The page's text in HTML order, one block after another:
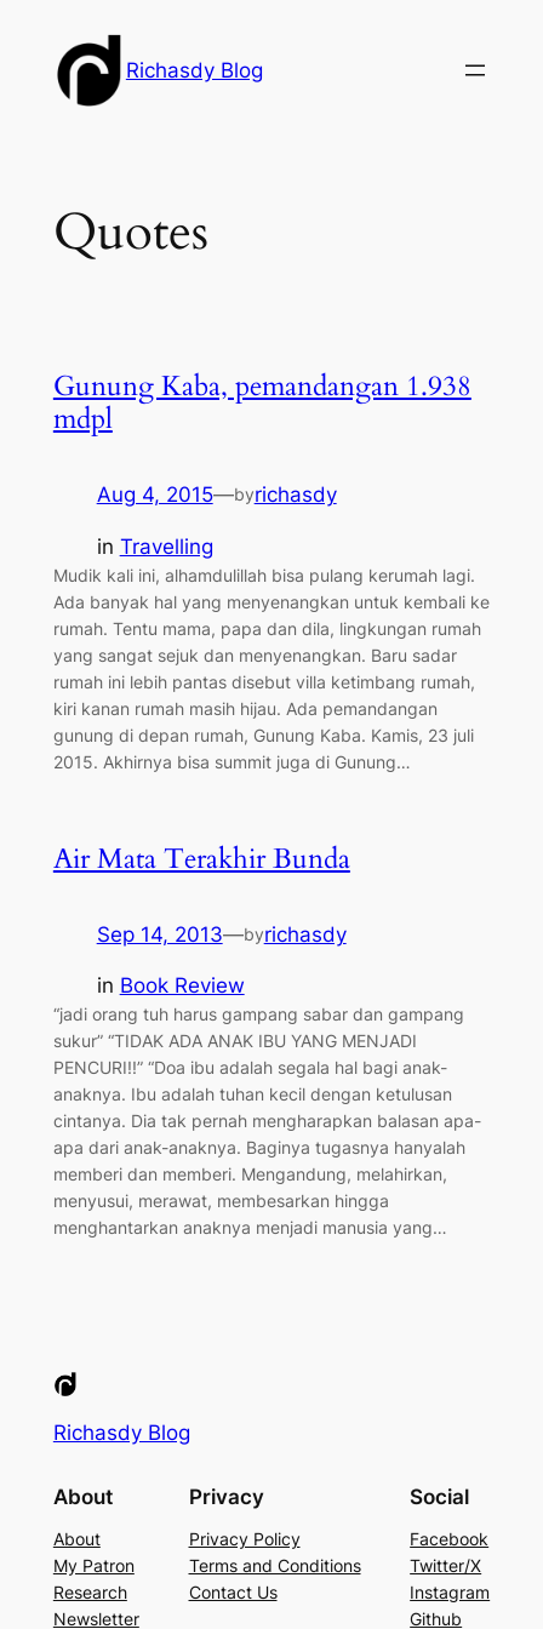
content
Richasdy Blog
Quotes
Gunung Kaba, pemandangan 1.938
mdpl
Aug 4, 2015—byrichasdy
in Travelling
Mudik kali ini, alhamdulillah bisa pulang kerumah lagi.
Ada banyak hal yang menyenangkan untuk kembali ke
rumah. Tentu mama, papa dan dila, lingkungan rumah
yang sangat sejuk dan menyenangkan. Baru sadar
rumah ini lebih pantas disebut villa ketimbang rumah,
kiri kanan rumah masih hijau. Ada pemandangan
gunung di depan rumah, Gunung Kaba. Kamis, 23 juli
2015. Akhirnya bisa summit juga di Gunung…
Air Mata Terakhir Bunda
Sep 14, 2013—byrichasdy
in Book Review
“jadi orang tuh harus gampang sabar dan gampang
sukur” “TIDAK ADA ANAK IBU YANG MENJADI
PENCURI!!” “Doa ibu adalah segala hal bagi anak-
anaknya. Ibu adalah tuhan kecil dengan ketulusan
cintanya. Dia tak pernah mengharapkan balasan apa-
apa dari anak-anaknya. Baginya tugasnya hanyalah
memberi dan memberi. Mengandung, melahirkan,
menyusui, merawat, membesarkan hingga
menghantarkan anaknya menjadi manusia yang…
Richasdy Blog
About
About
My Patron
Research
Newsletter
Privacy
Privacy Policy
Terms and Conditions
Contact Us
Social
Facebook
Twitter/X
Instagram
Github